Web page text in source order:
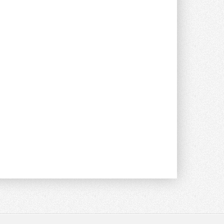
СИЭНПИ РУС представила
новую серию консольных
насосов NM
Усовершенствованная гидравлика
помогает снизить энергопотребление ...